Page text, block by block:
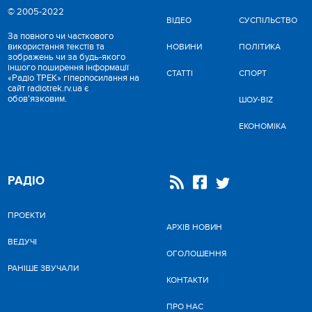
© 2005-2022
За повного чи часткового
використання текстів та
зображень чи за будь-якого
іншого поширення інформації
«Радіо ТРЕК» гіперпосилання на
сайт radiotrek.rv.ua є
обов'язковим.
ВІДЕО
НОВИНИ
СТАТТІ
CУСПІЛЬСТВО
ПОЛІТИКА
СПОРТ
ШОУ-BIZ
ЕКОНОМІКА
РАДІО
ПРОЕКТИ
ВЕДУЧІ
РАНІШЕ ЗВУЧАЛИ
АРХІВ НОВИН
ОГОЛОШЕННЯ
КОНТАКТИ
ПРО НАС